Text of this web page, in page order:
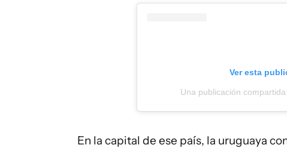
Ver esta
Una publicación
En la capital de ese país, la uruguaya